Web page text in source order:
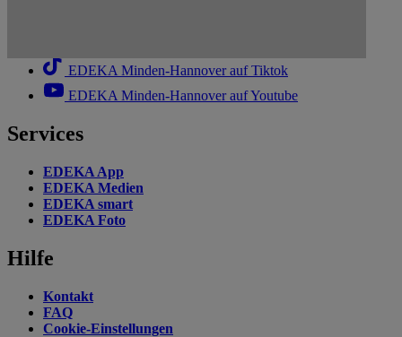
EDEKA Minden-Hannover auf Tiktok
EDEKA Minden-Hannover auf Youtube
Services
EDEKA App
EDEKA Medien
EDEKA smart
EDEKA Foto
Hilfe
Kontakt
FAQ
Cookie-Einstellungen